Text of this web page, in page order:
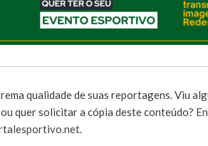
qualidade de suas reportagens. Viu
quer solicitar a cópia deste conteúdo?
.